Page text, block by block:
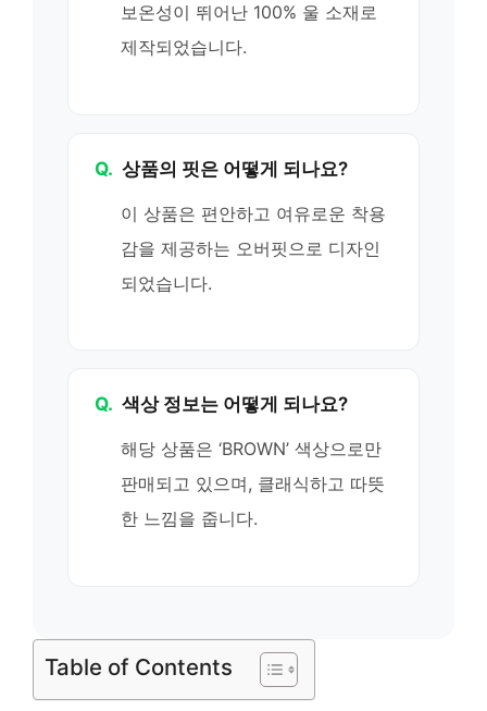
보온성이 뛰어난 100% 울 소재로
제작되었습니다.
Q. 상품의 핏은 어떻게 되나요?
이 상품은 편안하고 여유로운 착용
감을 제공하는 오버핏으로 디자인
되었습니다.
Q. 색상 정보는 어떻게 되나요?
해당 상품은 ‘BROWN’ 색상으로만
판매되고 있으며, 클래식하고 따뜻
한 느낌을 줍니다.
Table of Contents